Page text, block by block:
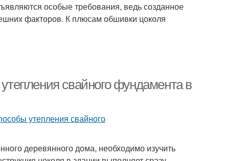
особые требования, ведь созданное
факторов. К плюсам обшивки цоколя
свайного фундамента в
деревянного дома, необходимо изучить